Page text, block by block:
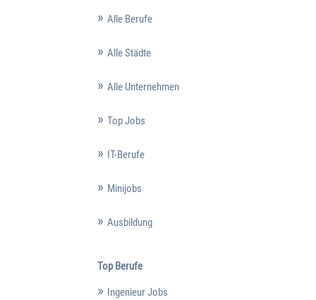
Alle Berufe
Alle Städte
Alle Unternehmen
Top Jobs
IT-Berufe
Minijobs
Ausbildung
Top Berufe
Ingenieur Jobs